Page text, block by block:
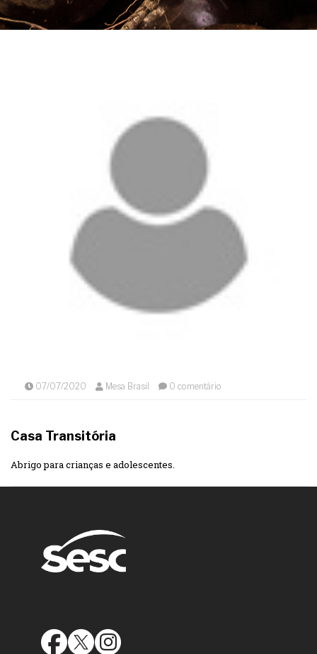
07/07/2020 Mesa Brasil 0 comentário
Casa Transitória
Abrigo para crianças e adolescentes.